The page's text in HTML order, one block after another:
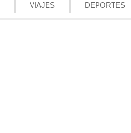
VIAJES DEPORTES